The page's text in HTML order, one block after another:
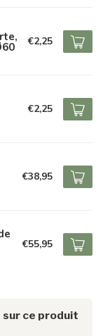
€2,25
€2,25
€38,95
€55,95
sur ce produit